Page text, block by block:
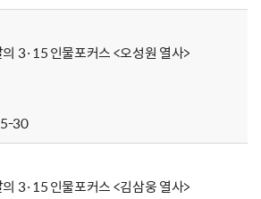
3·15 인물포커스 <오성원 열사>
30
3·15 인물포커스 <김삼웅 열사>